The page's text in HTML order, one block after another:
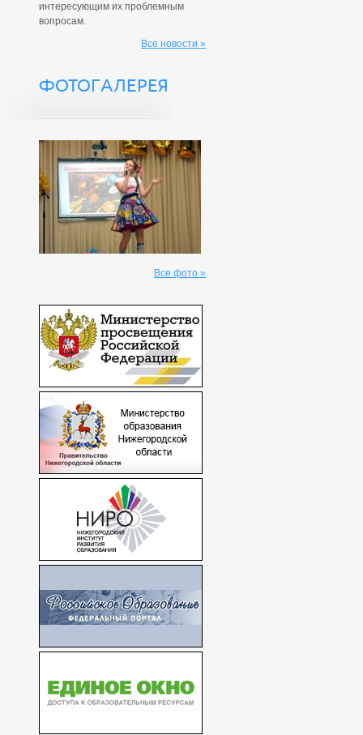
интересующим их проблемным
вопросам.
Все новости »
ФОТОГАЛЕРЕЯ
Все фото »